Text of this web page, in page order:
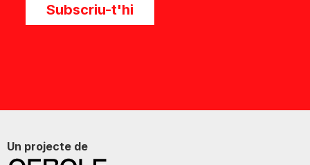
Subscriu-t'hi
Un projecte de